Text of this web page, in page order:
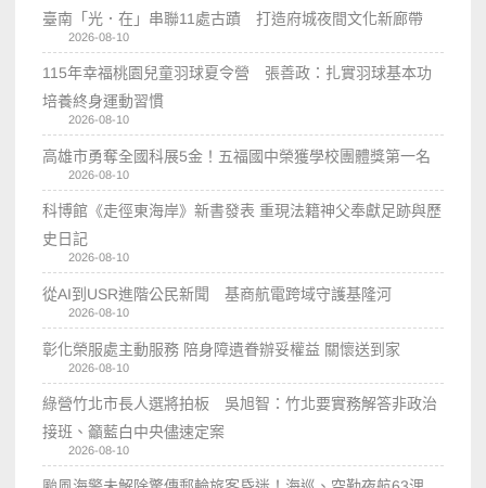
臺南「光．在」串聯11處古蹟 打造府城夜間文化新廊帶
2026-08-10
115年幸福桃園兒童羽球夏令營 張善政：扎實羽球基本功
培養終身運動習慣
2026-08-10
高雄市勇奪全國科展5金！五福國中榮獲學校團體獎第一名
2026-08-10
科博館《走徑東海岸》新書發表 重現法籍神父奉獻足跡與歷
史日記
2026-08-10
從AI到USR進階公民新聞 基商航電跨域守護基隆河
2026-08-10
彰化榮服處主動服務 陪身障遺眷辦妥權益 關懷送到家
2026-08-10
綠營竹北市長人選將拍板 吳旭智：竹北要實務解答非政治
接班、籲藍白中央儘速定案
2026-08-10